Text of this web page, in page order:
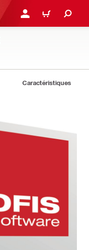
SE CONNECTER OU
PANIER
Caractéristiques